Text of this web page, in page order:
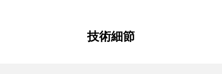
技術細節